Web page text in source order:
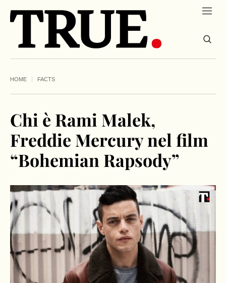
HOME FACTS
Chi è Rami Malek,
Freddie Mercury nel film
“Bohemian Rapsody”